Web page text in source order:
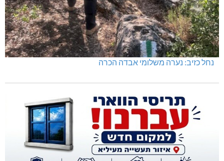
נחל כזיב: נערה משלומי אבדה הכרה